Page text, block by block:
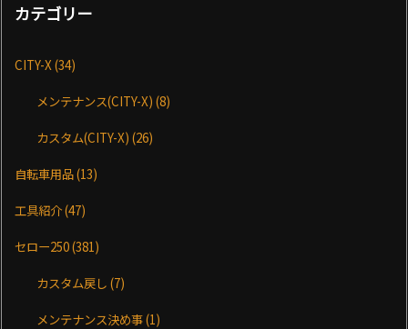
カテゴリー
CITY-X (34)
メンテナンス(CITY-X)(8)
カスタム(CITY-X)(26)
自転車用品(13)
工具紹介(47)
セロー250(381)
カスタム戻し(7)
メンテナンス決め事(1)